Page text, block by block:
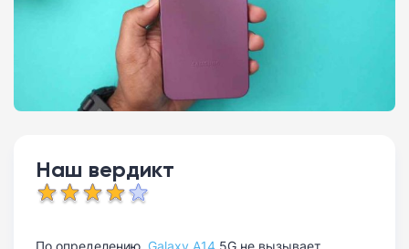
Наш вердикт